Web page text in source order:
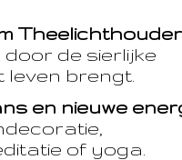
Theelichthouder.
de sierlijke
leven brengt.
en nieuwe
of yoga.